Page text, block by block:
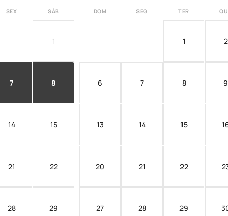
SEX SÁB
1
7 8
14 15
21 22
28 29
DOM SEG TER
1 2
6 7 8 9
13 14 15
20 21 22
27 28 29